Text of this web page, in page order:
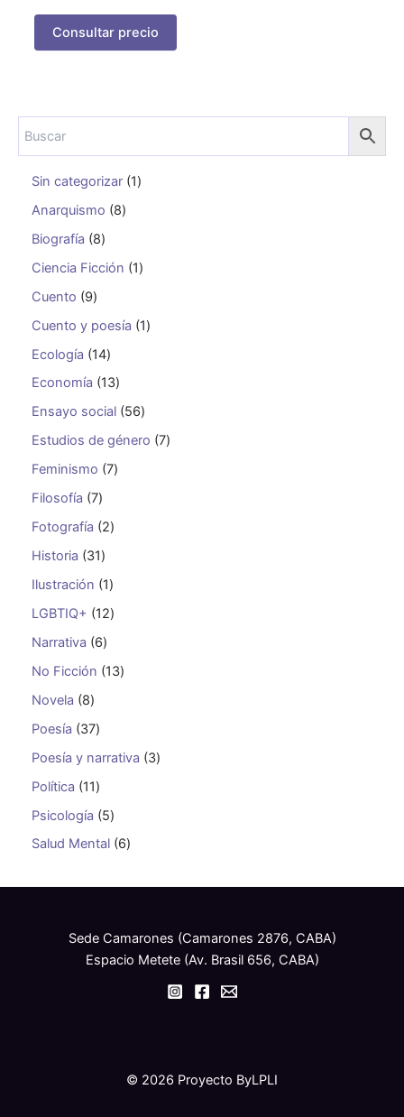
Sin categorizar 1
Anarquismo 8
Biografía 8
Ciencia Ficción 1
Cuento 9
Cuento y poesía 1
Ecología 14
Economía 13
Ensayo social 56
Estudios de género 7
Feminismo 7
Filosofía 7
Fotografía 2
Historia 31
Ilustración 1
LGBTIQ+ 12
Narrativa 6
No Ficción 13
Novela 8
Poesía 37
Poesía y narrativa 3
Política 11
Psicología 5
Salud Mental 6
Consultar precio
Sede Camarones (Camarones 2876, CABA)
Espacio Metete (Av. Brasil 656, CABA)
© 2026 Proyecto ByLPLI